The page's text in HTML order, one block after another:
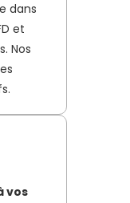
dans
et
Nos
vos